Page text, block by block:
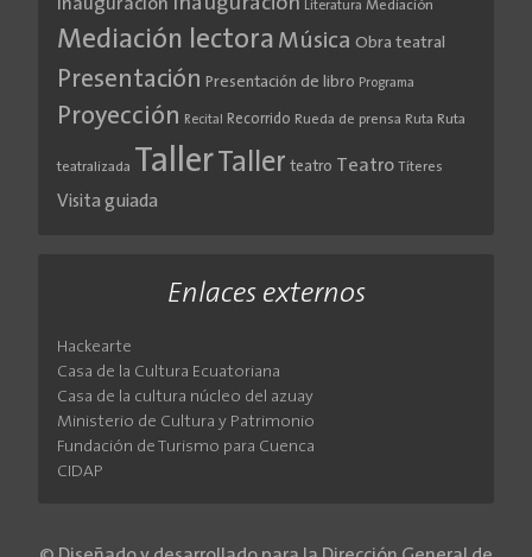
Inauguración Inauguración Literatura Mediación
Mediación lectora Música Obra teatral
Presentación Presentación de libro Programa
Proyección Recital Recorrido Rueda de prensa Ruta Ruta
teatralizada Taller Taller teatro Teatro Títeres
Visita guiada
Enlaces externos
Hackearte
Casa de la Cultura Ecuatoriana
Casa de la cultura núcleo del azuay
Ministerio de Cultura y Patrimonio
Fundación de Turismo para Cuenca
CIDAP